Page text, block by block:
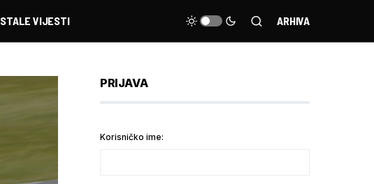
VIJESTI ARHIVA
PRIJAVA
Korisničko ime: